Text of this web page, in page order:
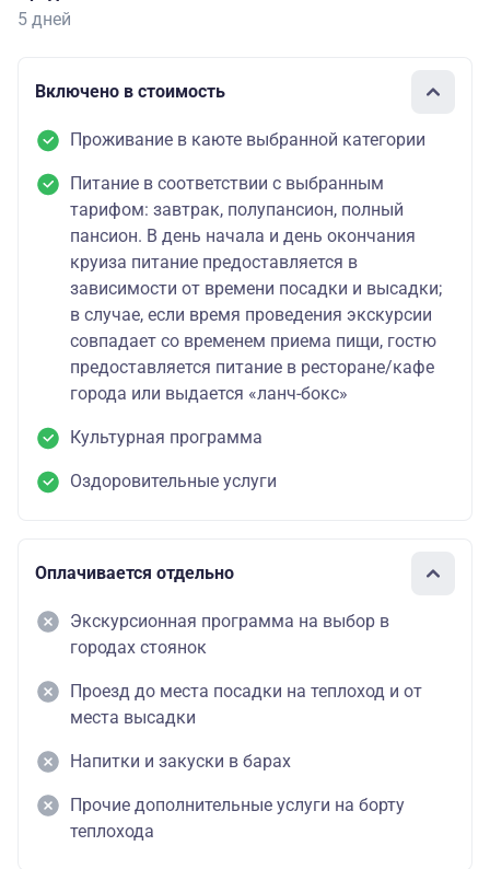
5 дней
Включено в стоимость
Проживание в каюте выбранной категории
Питание в соответствии с выбранным
тарифом: завтрак, полупансион, полный
пансион. В день начала и день окончания
круиза питание предоставляется в
зависимости от времени посадки и высадки;
в случае, если время проведения экскурсии
совпадает со временем приема пищи, гостю
предоставляется питание в ресторане/кафе
города или выдается «ланч-бокс»
Культурная программа
Оздоровительные услуги
Оплачивается отдельно
Экскурсионная программа на выбор в
городах стоянок
Проезд до места посадки на теплоход и от
места высадки
Напитки и закуски в барах
Прочие дополнительные услуги на борту
теплохода